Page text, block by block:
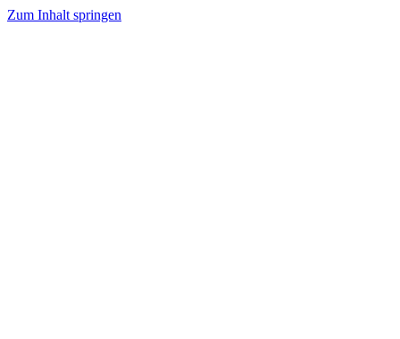
Zum Inhalt springen